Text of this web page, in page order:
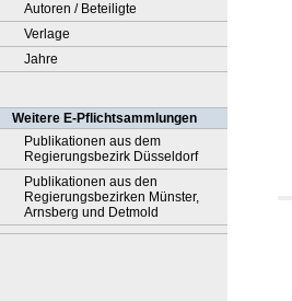
Autoren / Beteiligte
Verlage
Jahre
Weitere E-Pflichtsammlungen
Publikationen aus dem
Regierungsbezirk Düsseldorf
Publikationen aus den
Regierungsbezirken Münster,
Arnsberg und Detmold